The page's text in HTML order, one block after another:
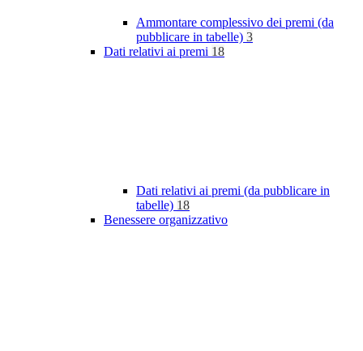
Ammontare complessivo dei premi (da
pubblicare in tabelle) 3
Dati relativi ai premi 18
Dati relativi ai premi (da pubblicare in
tabelle) 18
Benessere organizzativo